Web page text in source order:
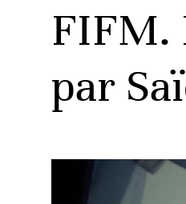
FIFM.
par